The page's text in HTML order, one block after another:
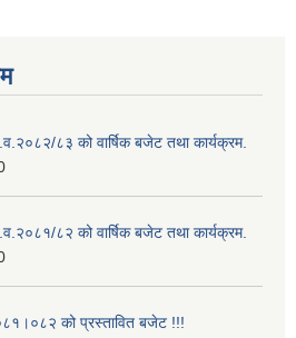
८३ को वार्षिक बजेट तथा कार्यक्रम.
८२ को वार्षिक बजेट तथा कार्यक्रम.
को प्रस्तावित बजेट !!!